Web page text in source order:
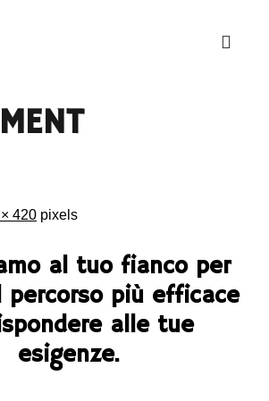
420 pixels
al tuo fianco per
più efficace
alle tue
esigenze.